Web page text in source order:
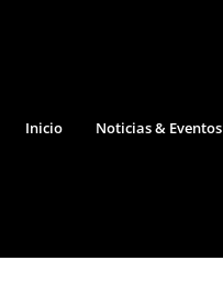
Inicio Noticias & Eventos